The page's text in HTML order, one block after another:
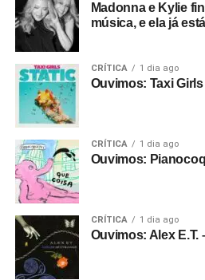
Madonna e Kylie
música, e ela já
CRÍTICA 1 dia ago
Ouvimos: Taxi Girls
CRÍTICA 1 dia ago
Ouvimos:
CRÍTICA 1 dia ago
Ouvimos: Alex E.T.